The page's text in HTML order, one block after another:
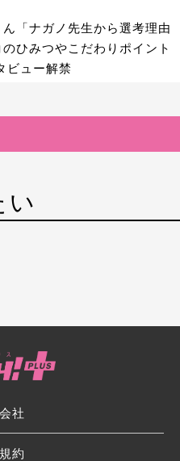
「ナガノ先生から選考理由
ひみつやこだわりポイント
ビュー解禁
い
社
約